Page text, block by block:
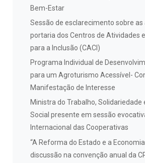
Bem-Estar
Sessão de esclarecimento sobre as
portaria dos Centros de Atividades
para a Inclusão (CACI)
Programa Individual de
para um Agroturismo Acessível-
Manifestação de Interesse
Ministra do Trabalho, Solidariedade
Social presente em sessão
Internacional das Cooperativas
“A Reforma do Estado e a
discussão na convenção anual da